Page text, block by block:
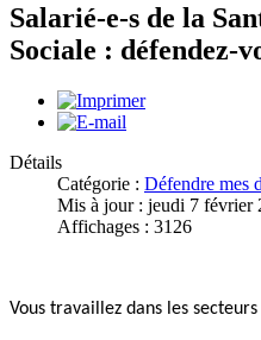
Salarié-e-s de la
Sociale : défendez-
Détails
Catégorie : Défendre mes
Mis à jour : jeudi 7 février
Affichages : 3126
Vous travaillez dans les